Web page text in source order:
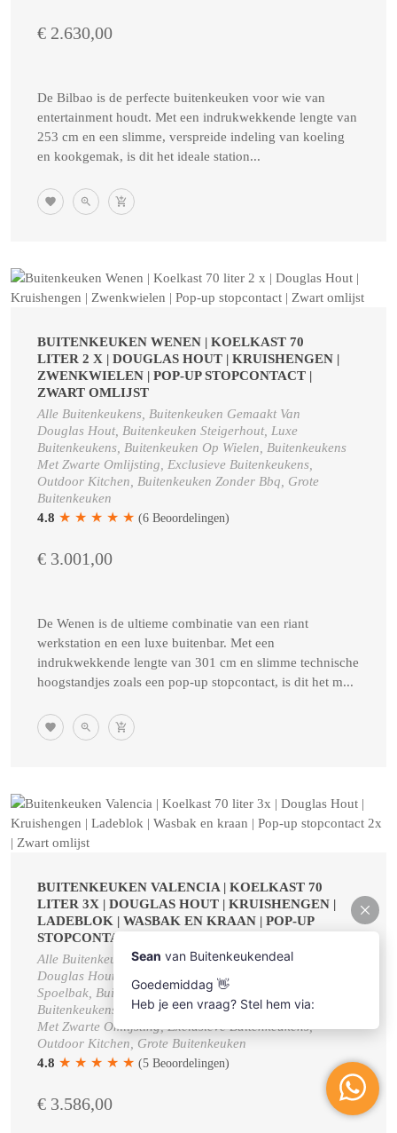
€ 2.630,00
De Bilbao is de perfecte buitenkeuken voor wie van
entertainment houdt. Met een indrukwekkende lengte van
253 cm en een slimme, verspreide indeling van koeling
en kookgemak, is dit het ideale station...
BUITENKEUKEN WENEN | KOELKAST 70
LITER 2 X | DOUGLAS HOUT | KRUISHENGEN |
ZWENKWIELEN | POP-UP STOPCONTACT |
ZWART OMLIJST
Alle Buitenkeukens, Buitenkeuken Gemaakt Van
Douglas Hout, Buitenkeuken Steigerhout, Luxe
Buitenkeukens, Buitenkeuken Op Wielen, Buitenkeukens
Met Zwarte Omlijsting, Exclusieve Buitenkeukens,
Outdoor Kitchen, Buitenkeuken Zonder Bbq, Grote
Buitenkeuken
4.8 ★ ★ ★ ★ ★ (6 Beoordelingen)
€ 3.001,00
De Wenen is de ultieme combinatie van een riant
werkstation en een luxe buitenbar. Met een
indrukwekkende lengte van 301 cm en slimme technische
hoogstandjes zoals een pop-up stopcontact, is dit het m...
BUITENKEUKEN VALENCIA | KOELKAST 70
LITER 3X | DOUGLAS HOUT | KRUISHENGEN |
LADEBLOK | WASBAK EN KRAAN | POP-UP
STOPCONTACT 2X | ZWART OMLIJST
Alle Buitenkeukens, Buitenkeuken Gemaakt Van
Douglas Hout, Buitenkeuken Met Koelkast En
Spoelbak, Buitenkeuken Steigerhout, Luxe
Buitenkeukens, Buitenkeuken Op Wielen, Buitenkeukens
Met Zwarte Omlijsting, Exclusieve Buitenkeukens,
Outdoor Kitchen, Grote Buitenkeuken
4.8 ★ ★ ★ ★ ★ (5 Beoordelingen)
€ 3.586,00